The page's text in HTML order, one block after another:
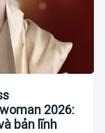
2026:
bản lĩnh